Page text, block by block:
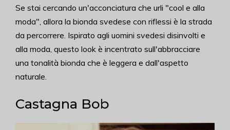
Se stai cercando un'acconciatura che urli "cool e alla
moda", allora la bionda svedese con riflessi è la strada
da percorrere. Ispirato agli uomini svedesi disinvolti e
alla moda, questo look è incentrato sull'abbracciare
una tonalità bionda che è leggera e dall'aspetto
naturale.
Castagna Bob